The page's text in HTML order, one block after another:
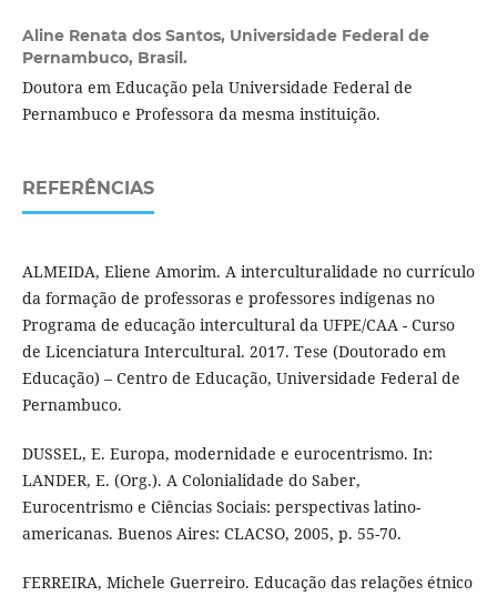
Aline Renata dos Santos, Universidade Federal de
Pernambuco, Brasil.
Doutora em Educação pela Universidade Federal de
Pernambuco e Professora da mesma instituição.
REFERÊNCIAS
ALMEIDA, Eliene Amorim. A interculturalidade no currículo
da formação de professoras e professores indígenas no
Programa de educação intercultural da UFPE/CAA - Curso
de Licenciatura Intercultural. 2017. Tese (Doutorado em
Educação) – Centro de Educação, Universidade Federal de
Pernambuco.
DUSSEL, E. Europa, modernidade e eurocentrismo. In:
LANDER, E. (Org.). A Colonialidade do Saber,
Eurocentrismo e Ciências Sociais: perspectivas latino-
americanas. Buenos Aires: CLACSO, 2005, p. 55-70.
FERREIRA, Michele Guerreiro. Educação das relações étnico